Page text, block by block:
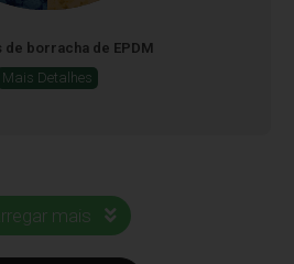
de borracha de EPDM
Mais Detalhes
mais